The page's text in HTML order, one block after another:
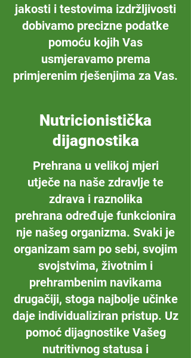
jakosti i testovima izdržljivosti
dobivamo precizne podatke
pomoću kojih Vas
usmjeravamo prema
primjerenim rješenjima za Vas.
Nutricionistička
dijagnostika
Prehrana u velikoj mjeri
utječe na naše zdravlje te
zdrava i raznolika
prehrana određuje funkcionira
nje našeg organizma. Svaki je
organizam sam po sebi, svojim
svojstvima, životnim i
prehrambenim navikama
drugačiji, stoga najbolje učinke
daje individualiziran pristup. Uz
pomoć dijagnostike Vašeg
nutritivnog statusa i